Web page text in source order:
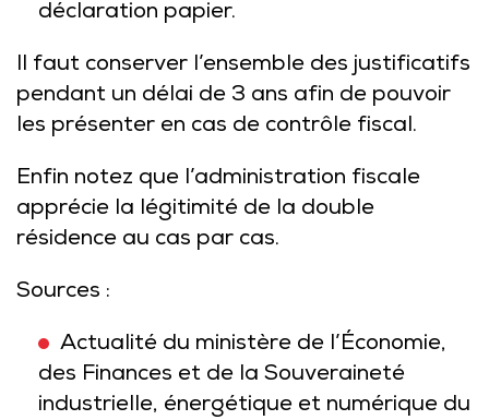
déclaration papier.
Il faut conserver l’ensemble des justificatifs
pendant un délai de 3 ans afin de pouvoir
les présenter en cas de contrôle fiscal.
Enfin notez que l’administration fiscale
apprécie la légitimité de la double
résidence au cas par cas.
Sources :
Actualité du ministère de l’Économie,
des Finances et de la Souveraineté
industrielle, énergétique et numérique du